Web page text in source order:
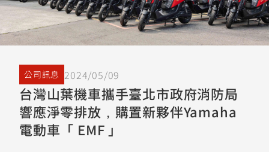
550+
550+
YZF-R3
251~549
09
Y-
AMT
09
550+
MT-
07
Y-
MT-
700
550+
155
150
550+
251~549
NMAX
150
XR
150
CYGNUS
X
125
125 125
Z /
Zii
125
JOG
125
公司訊息 2024/05/09
台灣山葉機車攜手臺北市政府消防局
響應淨零排放，購置新夥伴Yamaha
電動車「 EMF 」